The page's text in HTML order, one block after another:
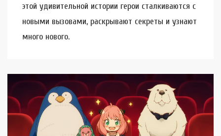
этой удивительной истории герои сталкиваются с
новыми вызовами, раскрывают секреты и узнают
много нового.